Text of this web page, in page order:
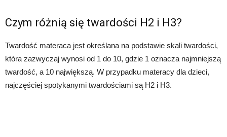
Czym różnią się twardości H2 i H3?
Twardość materaca jest określana na podstawie skali twardości,
która zazwyczaj wynosi od 1 do 10, gdzie 1 oznacza najmniejszą
twardość, a 10 największą. W przypadku materacy dla dzieci,
najczęściej spotykanymi twardościami są H2 i H3.